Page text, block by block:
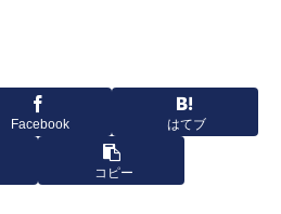
Facebook はてブ
コピー